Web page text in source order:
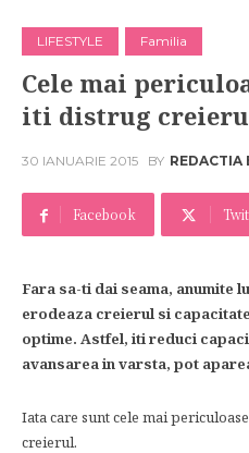
LIFESTYLE Familia
Cele mai
iti distrug
30 IANUARIE 2015 BY REDACTIA
Facebook
Fara sa-ti dai seama, anumite
erodeaza creierul si
optime. Astfel, iti reduci
avansarea in varsta, pot
Iata care sunt cele mai
creierul.